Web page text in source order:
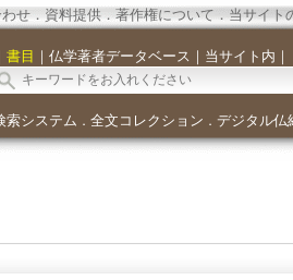
せ． 資料提供．著作権について．当サイト
書目 ｜ 仏学著者データベース ｜ 当サイト内 ｜
索システム ． 全文コレクション ． デジタル仏